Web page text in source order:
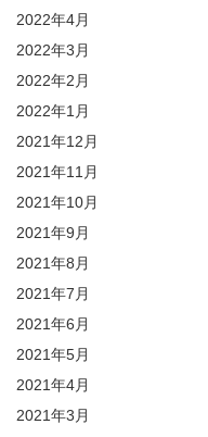
2022年4月
2022年3月
2022年2月
2022年1月
2021年12月
2021年11月
2021年10月
2021年9月
2021年8月
2021年7月
2021年6月
2021年5月
2021年4月
2021年3月